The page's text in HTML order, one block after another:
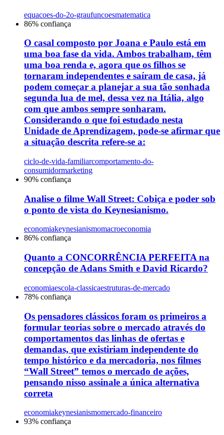
equacoes-do-2o-graufuncoesmatematica
86% confiança
O casal composto por Joana e Paulo está em
uma boa fase da vida. Ambos trabalham, têm
uma boa renda e, agora que os filhos se
tornaram independentes e saíram de casa, já
podem começar a planejar a sua tão sonhada
segunda lua de mel, dessa vez na Itália, algo
com que ambos sempre sonharam.
Considerando o que foi estudado nesta
Unidade de Aprendizagem, pode-se afirmar que
a situação descrita refere-se a:
ciclo-de-vida-familiarcomportamento-do-
consumidormarketing
90% confiança
Analise o filme Wall Street: Cobiça e poder sob
o ponto de vista do Keynesianismo.
economiakeynesianismomacroeconomia
86% confiança
Quanto a CONCORRÊNCIA PERFEITA na
concepção de Adans Smith e David Ricardo?
economiaescola-classicaestruturas-de-mercado
78% confiança
Os pensadores clássicos foram os primeiros a
formular teorias sobre o mercado através do
comportamentos das linhas de ofertas e
demandas, que existiriam independente do
tempo histórico e da mercadoria, nos filmes
“Wall Street” temos o mercado de ações,
pensando nisso assinale a única alternativa
correta
economiakeynesianismomercado-financeiro
93% confiança